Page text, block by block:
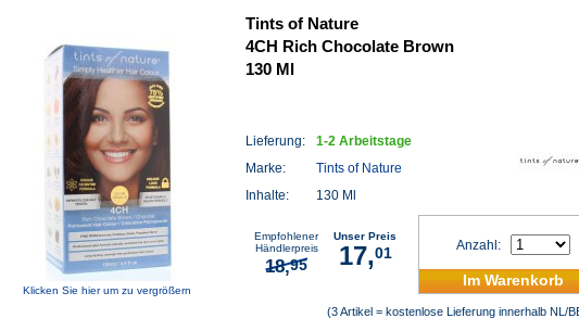
Klicken Sie hier um zu vergrößern
Tints of Nature
4CH Rich Chocolate Brown
130 Ml
Lieferung:
1-2 Arbeitstage
Marke:
Tints of Nature
Inhalte:
130 Ml
Anzahl:
Im Warenkorb
Empfohlener
Händlerpreis
18,95
Unser Preis
17,01
(3 Artikel = kostenlose Lieferung innerhalb NL/